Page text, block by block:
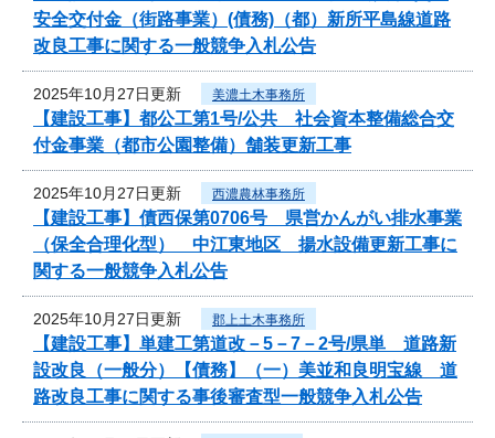
安全交付金（街路事業）(債務)（都）新所平島線道路
改良工事に関する一般競争入札公告
2025年10月27日更新 美濃土木事務所
【建設工事】都公工第1号/公共 社会資本整備総合交
付金事業（都市公園整備）舗装更新工事
2025年10月27日更新 西濃農林事務所
【建設工事】債西保第0706号 県営かんがい排水事業
（保全合理化型） 中江東地区 揚水設備更新工事に
関する一般競争入札公告
2025年10月27日更新 郡上土木事務所
【建設工事】単建工第道改－5－7－2号/県単 道路新
設改良（一般分）【債務】（一）美並和良明宝線 道
路改良工事に関する事後審査型一般競争入札公告